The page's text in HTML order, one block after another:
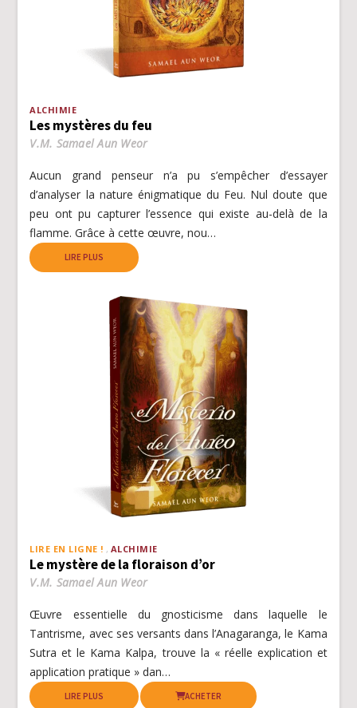
ALCHIMIE
Les mystères du feu
V.M. Samael Aun Weor
Aucun grand penseur n’a pu s’empêcher d’essayer
d’analyser la nature énigmatique du Feu. Nul doute que
peu ont pu capturer l’essence qui existe au-delà de la
flamme. Grâce à cette œuvre, nou…
LIRE PLUS
LIRE EN LIGNE ! ALCHIMIE
Le mystère de la floraison d’or
V.M. Samael Aun Weor
Œuvre essentielle du gnosticisme dans laquelle le
Tantrisme, avec ses versants dans l’Anagaranga, le Kama
Sutra et le Kama Kalpa, trouve la « réelle explication et
application pratique » dan…
LIRE PLUS ACHETER